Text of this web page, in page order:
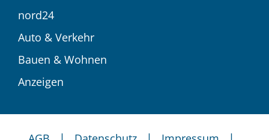
nord24
Auto & Verkehr
Bauen & Wohnen
Anzeigen